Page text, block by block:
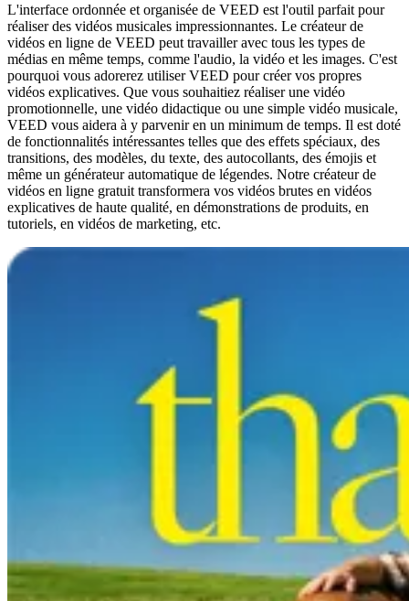
L'interface ordonnée et organisée de VEED est l'outil parfait pour
réaliser des vidéos musicales impressionnantes. Le créateur de
vidéos en ligne de VEED peut travailler avec tous les types de
médias en même temps, comme l'audio, la vidéo et les images. C'est
pourquoi vous adorerez utiliser VEED pour créer vos propres
vidéos explicatives. Que vous souhaitiez réaliser une vidéo
promotionnelle, une vidéo didactique ou une simple vidéo musicale,
VEED vous aidera à y parvenir en un minimum de temps. Il est doté
de fonctionnalités intéressantes telles que des effets spéciaux, des
transitions, des modèles, du texte, des autocollants, des émojis et
même un générateur automatique de légendes. Notre créateur de
vidéos en ligne gratuit transformera vos vidéos brutes en vidéos
explicatives de haute qualité, en démonstrations de produits, en
tutoriels, en vidéos de marketing, etc.